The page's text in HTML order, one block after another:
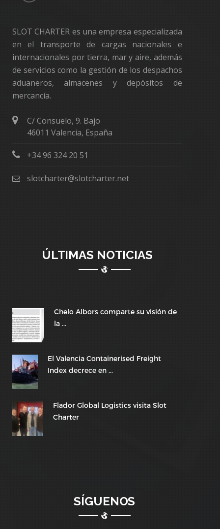
SLOT CHARTER es una empresa especializada
en el transporte de cargas nacionales e
internacionales por tierra, mar y aire, además
de servicios como la gestión de los despachos
aduaneros, almacenes y depósitos de
mercancía.
C/ Consuelo, 9. Bajo
46011 Valencia, España
+34 96 324 20 51
slotcharter@slotcharter.net
ÚLTIMAS NOTICIAS
Chelo Albors comparte su visión de
la ...
El Valencia Containerised Freight
Index decrece en ...
Flador Global Logistics visita Slot
Charter
SÍGUENOS